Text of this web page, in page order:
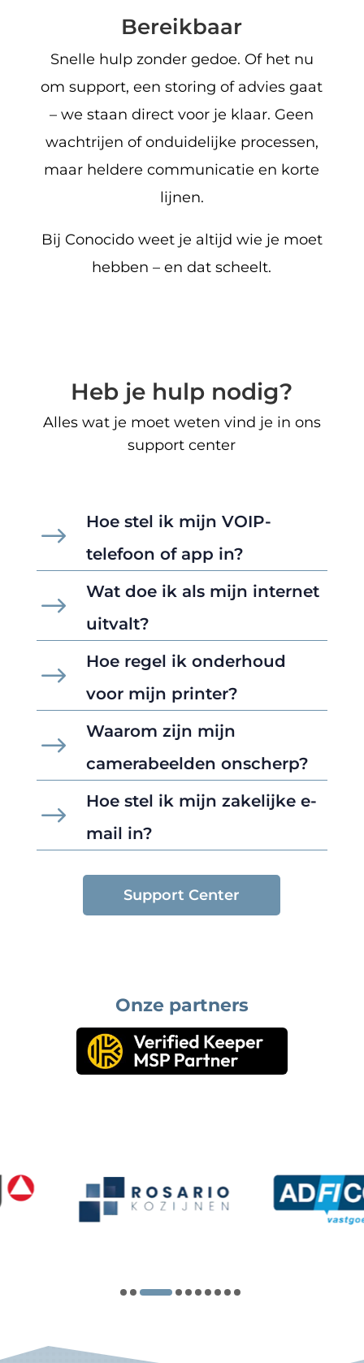
Bereikbaar
Snelle hulp zonder gedoe. Of het nu
om support, een storing of advies gaat
– we staan direct voor je klaar. Geen
wachtrijen of onduidelijke processen,
maar heldere communicatie en korte
lijnen.
Bij Conocido weet je altijd wie je moet
hebben – en dat scheelt.
Heb je hulp nodig?
Alles wat je moet weten vind je in ons
support center
$
Hoe stel ik mijn VOIP-
telefoon of app in?
$
Wat doe ik als mijn internet
uitvalt?
$
Hoe regel ik onderhoud
voor mijn printer?
$
Waarom zijn mijn
camerabeelden onscherp?
$
Hoe stel ik mijn zakelijke e-
mail in?
Support Center
Onze partners